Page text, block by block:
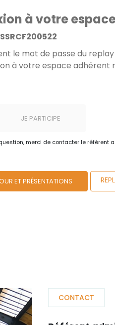
à votre
le mot de passe du
à votre espace adhérent
JE PARTICIPE
merci de contacter le référent
ET PRÉSENTATIONS
CONTACT